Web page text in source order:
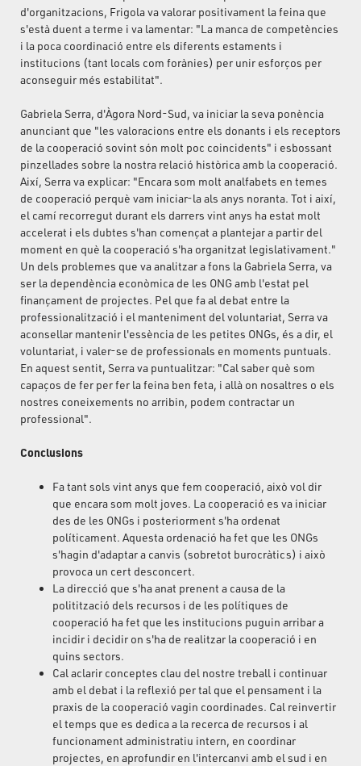
d'organitzacions, Frigola va valorar positivament la feina que
s'està duent a terme i va lamentar: "La manca de competències
i la poca coordinació entre els diferents estaments i
institucions (tant locals com forànies) per unir esforços per
aconseguir més estabilitat".
Gabriela Serra, d'Àgora Nord-Sud, va iniciar la seva ponència
anunciant que "les valoracions entre els donants i els receptors
de la cooperació sovint són molt poc coincidents" i esbossant
pinzellades sobre la nostra relació històrica amb la cooperació.
Així, Serra va explicar: "Encara som molt analfabets en temes
de cooperació perquè vam iniciar-la als anys noranta. Tot i així,
el camí recorregut durant els darrers vint anys ha estat molt
accelerat i els dubtes s'han començat a plantejar a partir del
moment en què la cooperació s'ha organitzat legislativament."
Un dels problemes que va analitzar a fons la Gabriela Serra, va
ser la dependència econòmica de les ONG amb l'estat pel
finançament de projectes. Pel que fa al debat entre la
professionalització i el manteniment del voluntariat, Serra va
aconsellar mantenir l'essència de les petites ONGs, és a dir, el
voluntariat, i valer-se de professionals en moments puntuals.
En aquest sentit, Serra va puntualitzar: "Cal saber què som
capaços de fer per fer la feina ben feta, i allà on nosaltres o els
nostres coneixements no arribin, podem contractar un
professional".
Conclusions
Fa tant sols vint anys que fem cooperació, això vol dir
que encara som molt joves. La cooperació es va iniciar
des de les ONGs i posteriorment s'ha ordenat
políticament. Aquesta ordenació ha fet que les ONGs
s'hagin d'adaptar a canvis (sobretot burocràtics) i això
provoca un cert desconcert.
La direcció que s'ha anat prenent a causa de la
politització dels recursos i de les polítiques de
cooperació ha fet que les institucions puguin arribar a
incidir i decidir on s'ha de realitzar la cooperació i en
quins sectors.
Cal aclarir conceptes clau del nostre treball i continuar
amb el debat i la reflexió per tal que el pensament i la
praxis de la cooperació vagin coordinades. Cal reinvertir
el temps que es dedica a la recerca de recursos i al
funcionament administratiu intern, en coordinar
projectes, en aprofundir en l'intercanvi amb el sud i en